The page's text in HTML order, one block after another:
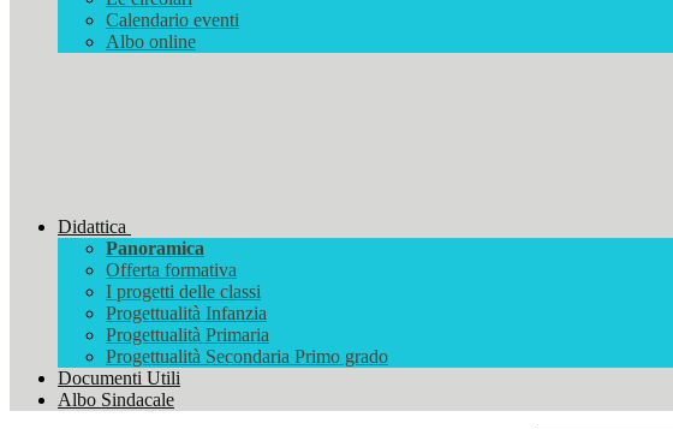
Calendario eventi
Albo online
Didattica
Panoramica
Offerta formativa
I progetti delle classi
Progettualità Infanzia
Progettualità Primaria
Progettualità Secondaria Primo grado
Documenti Utili
Albo Sindacale